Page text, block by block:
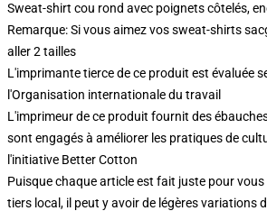
Sweat-shirt cou rond avec poignets côtelés,
Remarque: Si vous aimez vos sweat-shirts
aller 2 tailles
L'imprimante tierce de ce produit est évaluée
l'Organisation internationale du travail
L'imprimeur de ce produit fournit des
sont engagés à améliorer les pratiques de
l'initiative Better Cotton
Puisque chaque article est fait juste pour
tiers local, il peut y avoir de légères variations